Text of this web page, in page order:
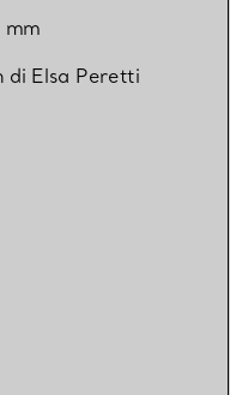
mm
di Elsa Peretti